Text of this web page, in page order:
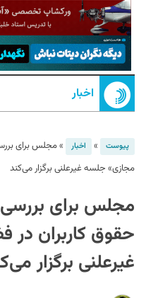
اخبار
پیوست » اخبار »مجلس برای
مجازی» جلسه غیرعلنی برگزار می‌کند
مجلس برای
حقوق کاربران
غیرعلنی برگزار